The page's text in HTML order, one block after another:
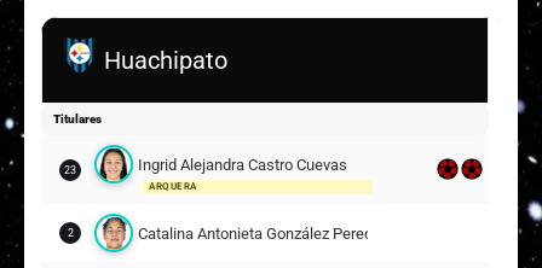
Huachipato
Titulares
23 Ingrid Alejandra Castro Cuevas
ARQUERA
2 Catalina Antonieta González Peredo